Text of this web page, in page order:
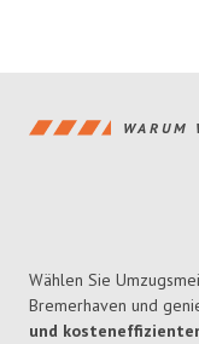
WARUM
Wählen Sie
Bremerhaven und
und